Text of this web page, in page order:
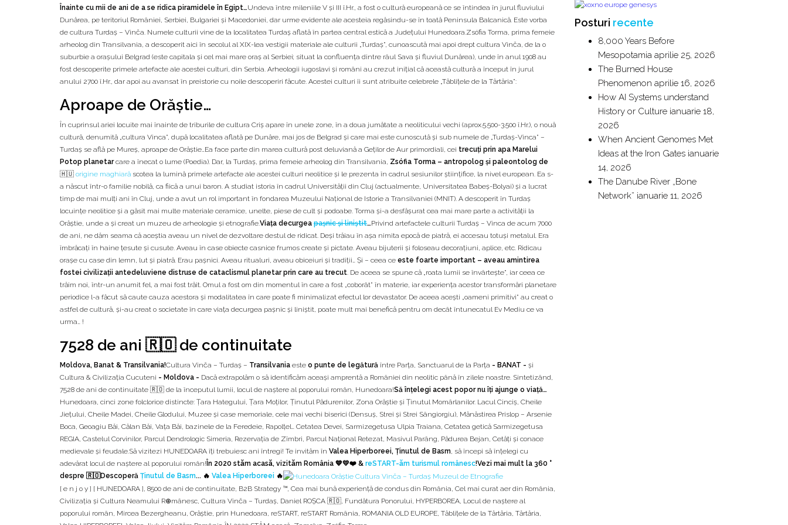
Înainte cu mii de ani de a se ridica piramidele în Egipt…Undeva între mileniile V și III î.Hr., a fost o cultură europeană ce se întindea în jurul fluviului
Dunărea, pe teritoriul României, Serbiei, Bulgariei și Macedoniei, dar urme evidente ale acesteia regăsindu-se în toată Peninsula Balcanică. Este vorba
de cultura Turdaș – Vinča. Numele culturii vine de la localitatea Turdaș aflată în partea central estică a Județului Hunedoara.Zsófia Torma, prima femeie
arheolog din Transilvania, a descoperit aici în secolul al XIX-lea vestigii materiale ale culturii „Turdaș”, cunoascută mai apoi drept cultura Vinča, de la o
suburbie a orașului Belgrad (este capitala și cel mai mare oraș al Serbiei; situat la confluența dintre râul Sava și fluviul Dunărea), unde în anul 1908 au
fost descoperite primele artefacte ale acestei culturi, din Serbia. Arheologii iugoslavi și români au crezut inițial că această cultură a început în jurul
anului 2700 î.Hr., dar apoi au avansat în preistorie cu noile descoperiri făcute. Acestei culturi îi sunt atribuite celebrele „Tăblițele de la Tărtăria”:
Aproape de Orăștie…
În cuprinsul ariei locuite mai înainte de triburile de cultura Criș apare în unele zone, în a doua jumătate a neoliticului vechi (aprox.5.500-3.500 î.Hr.), o nouă
cultură, denumită „cultura Vinca”, după localitatea aflată pe Dunăre, mai jos de Belgrad și care mai este cunoscută și sub numele de „Turdaș-Vinca” –
Turdaș se află pe Mureș, aproape de Orăștie…Ea face parte din marea cultură post deluviană a Geților de Aur primordiali, cei trecuți prin apa Marelui
Potop planetarcare a înecat o lume (Poedia). Dar, la Turdaș, prima femeie arheolog din Transilvania, Zsófia Torma – antropolog și paleontolog de
🇭🇺 origine maghiară scotea la lumină primele artefacte ale acestei culturi neolitice și le prezenta în cadrul sesiunilor științifice, la nivel european. Ea s-
a născut într-o familie nobilă, ca fiică a unui baron. A studiat istoria în cadrul Universității din Cluj (actualmente, Universitatea Babeș-Bolyai) și a lucrat
timp de mai mulți ani în Cluj, unde a avut un rol important în fondarea Muzeului Național de Istorie a Transilvaniei (MNIT). A descoperit în Turdaș
locuințe neolitice și a găsit mai multe materiale ceramice, unelte, piese de cult și podoabe. Torma și-a desfășurat cea mai mare parte a activității la
Orăștie, unde a și creat un muzeu de arheologie și etnografie.Viața decurgea pașnic și liniștit…Privind artefactele culturii Turdaș – Vinca de acum 7000
de ani, ne dăm seama că aceștia aveau un nivel de dezvoltare destul de ridicat. Deși trăiau în așa nimita epocă de piatră, ei accesau totuși metalul. Era
îmbrăcați în haine țesute și cusute. Aveau în case obiecte casnice frumos create și pictate. Aveau bijuterii și foloseau decorațiuni, aplice, etc. Ridicau
orașe cu case din lemn, lut și piatră. Erau pașnici. Aveau ritualuri, aveau obiceiuri și tradiții… Și – ceea ce este foarte important – aveau amintirea
fostei civilizații antedeluviene distruse de cataclismul planetar prin care au trecut. De aceea se spune că „roata lumii se învârtește”, iar ceea ce
trăim noi, într-un anumit fel, a mai fost trăit. Omul a fost om din momentul în care a fost „coborât” în materie, iar experiența acestor transformări planetare
periodice l-a făcut să caute cauza acestora și modalitatea în care poate fi minimalizat efectul lor devastator. De aceea acești „oameni primitivi” au creat o
astfel de cultură, și-au creat o societate în care viața decurgea pașnic și liniștit, poate mult mai benefică pentru om decât întunecatul Ev Mediu ce va
urma… !
7528 de ani 🇷🇴 de continuitate
Moldova, Banat & Transilvania!Cultura Vinča – Turdaş – Transilvania este o punte de legătură între Parța, Sanctuarul de la Parța - BANAT - și
Cultura & Civilizația Cucuteni - Moldova - Dacă extrapolăm o să identificăm aceași amprentă a României din neolitic până în zilele noastre. Sintetizând,
7528 de ani de continuitate 🇷🇴 de la începutul lumii, locul de naștere al poporului român, Hunedoara!Să înțelegi acest popor nu îți ajunge o viață…
Hunedoara, cinci zone folclorice distincte: Țara Hategului, Țara Moților, Ținutul Pădurenilor, Zona Orăștie și Ținutul Momârlanilor. Lacul Cinciș, Cheile
Jiețului, Cheile Madei, Cheile Glodului, Muzee și case memoriale, cele mai vechi biserici (Densuș, Strei și Strei Sângiorgiu), Mănăstirea Prislop – Arsenie
Boca, Geoagiu Băi, Călan Băi, Vața Băi, bazinele de la Feredeie, Rapolțel… Cetatea Devei, Sarmizegetusa Ulpia Traiana, Cetatea getică Sarmizegetusa
REGIA, Castelul Corvinilor, Parcul Dendrologic Simeria, Rezervația de Zîmbri, Parcul Naţional Retezat, Masivul Parâng, Pădurea Bejan, Cetăți și conace
medievale și feudale.Să vizitezi HUNEDOARA îți trebuiesc ani întregi! Te invităm în Valea Hiperboreei, Ținutul de Basm, să începi să înțelegi cu
adevărat locul de naștere al poporului român! În 2020 stăm acasă, vizităm România 💙💛❤️ & reSTART-ăm turismul românesc!Vezi mai mult la 360 °
despre 🇷🇴Descoperă Ținutul de Basm... 🔥 Valea Hiperboreei 🔥
[ e n j o y ] [ HUNEDOARA ] 8500 de ani de continuitate B2B Strategy ™ Cea mai bună experiență de condus din România Cel mai curat aer din România
Civilizația și Cultura Neamului R⊕mânesc Cultura Vinča – Turdaş Daniel ROȘCA 🇷🇴 Fundătura Ponorului HYPERBOREA Locul de naştere al
poporului român Mircea Bezergheanu Orăștie prin Hunedoara reSTART, reSTART România ROMANIA OLD EUROPE Tăblițele de la Tărtăria Tărtăria
Posturi recente
8,000 Years Before
Mesopotamia aprilie 25, 2026
The Burned House
Phenomenon aprilie 16, 2026
How AI Systems understand
History or Culture ianuarie 18,
2026
When Ancient Genomes Met
Ideas at the Iron Gates ianuarie
14, 2026
The Danube River „Bone
Network” ianuarie 11, 2026